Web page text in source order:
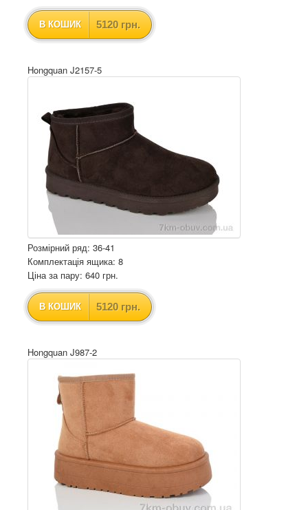
В КОШИК 5120 грн.
Hongquan J2157-5
Розмірний ряд: 36-41
Комплектація ящика: 8
Ціна за пару: 640 грн.
В КОШИК 5120 грн.
Hongquan J987-2